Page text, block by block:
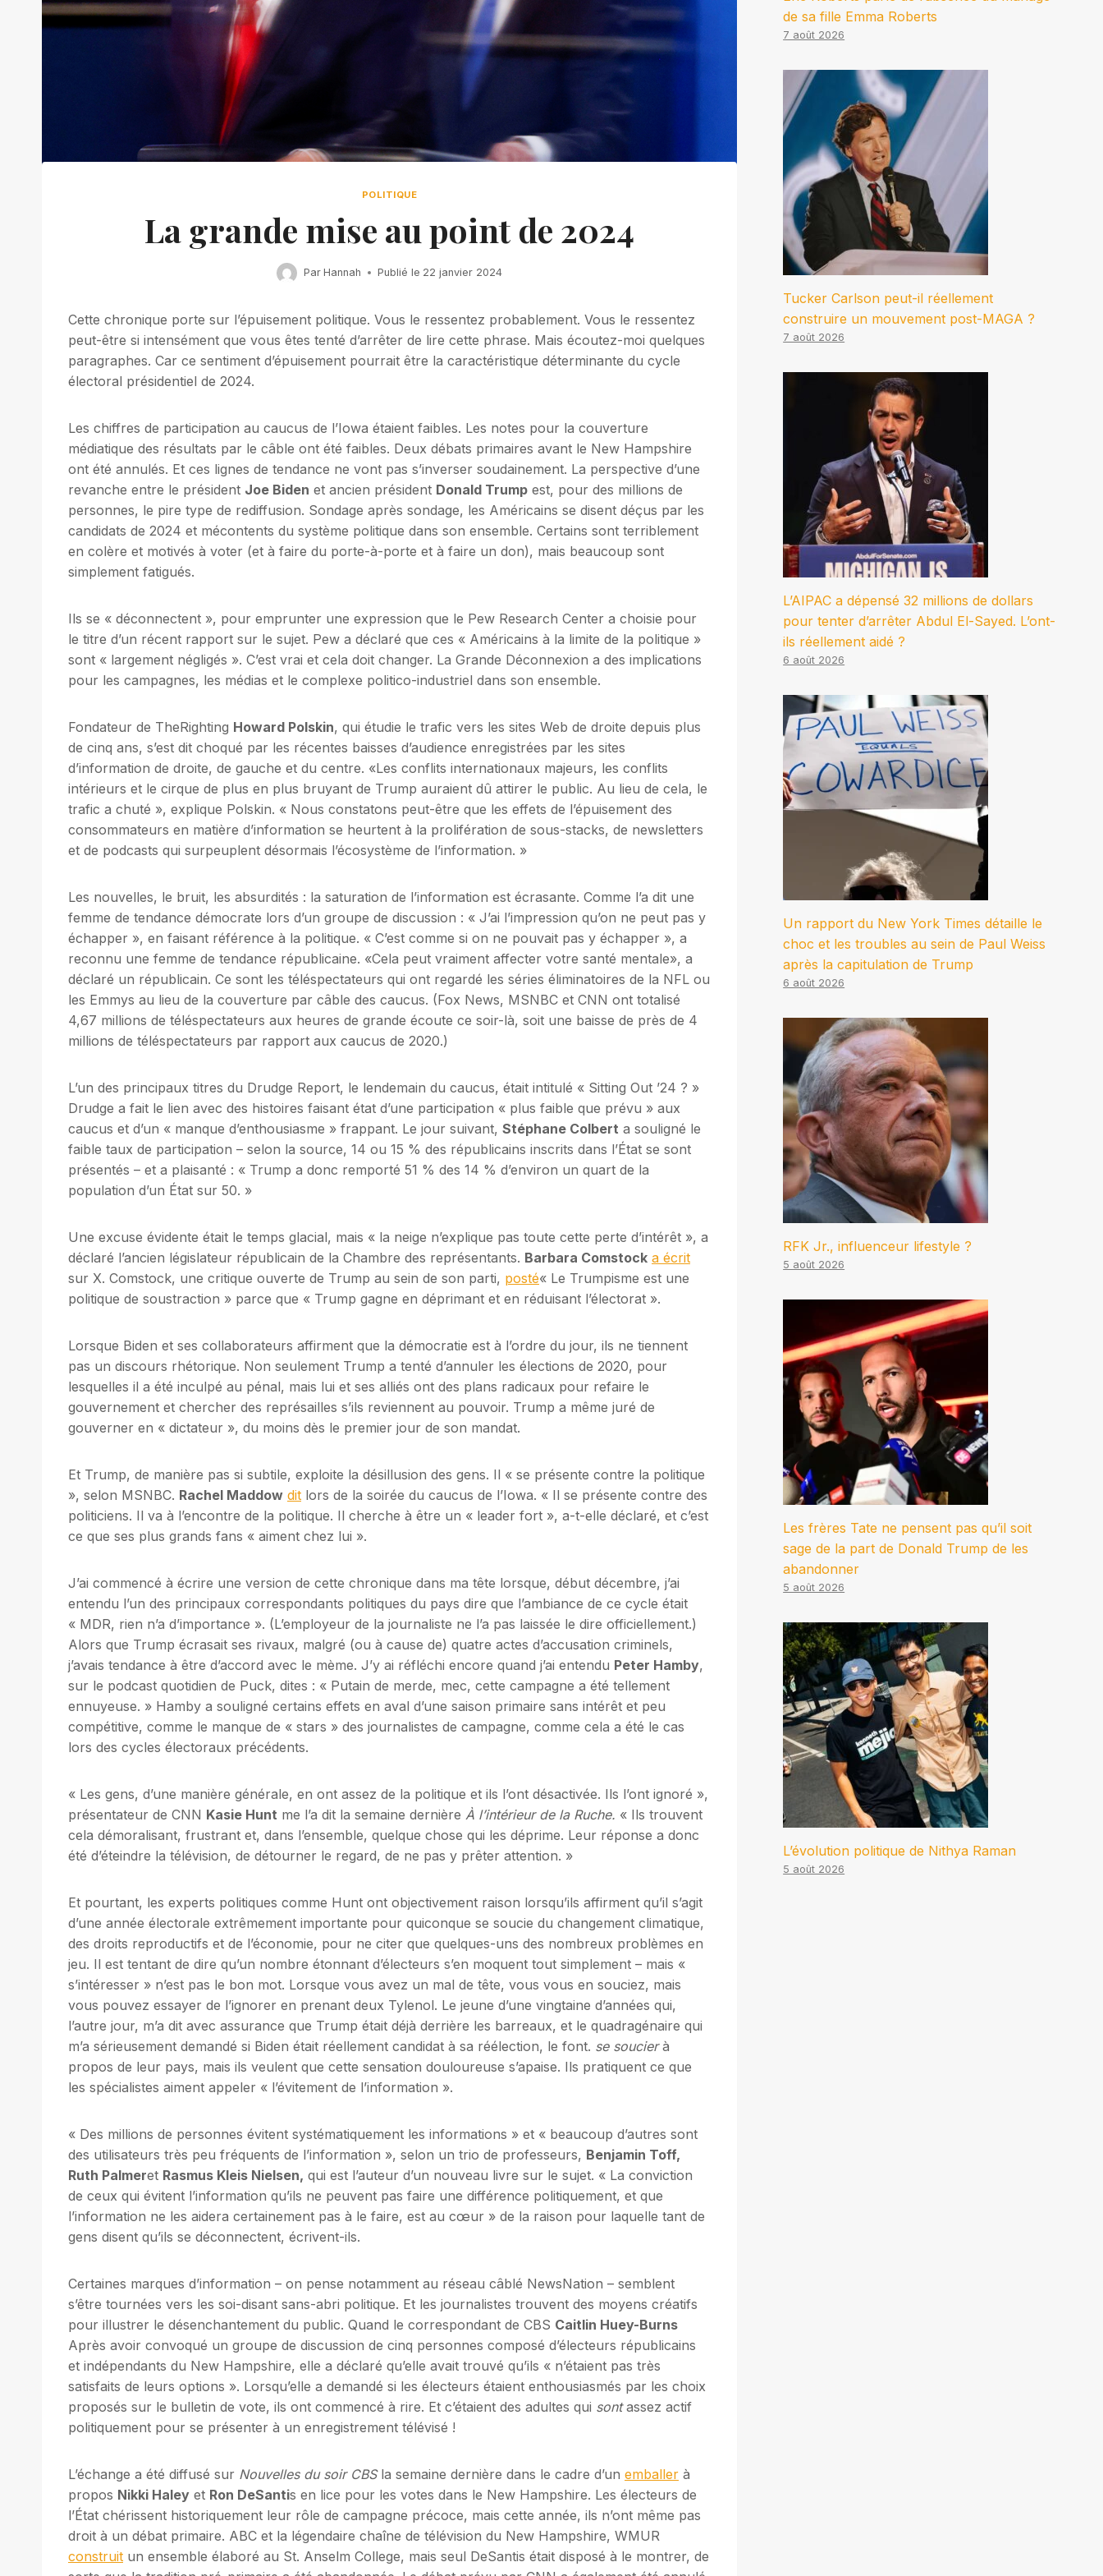
POLITIQUE
La grande mise au point de 2024
Par Hannah Publié le 22 janvier 2024
Cette chronique porte sur l’épuisement politique. Vous le ressentez probablement. Vous le ressentez
peut-être si intensément que vous êtes tenté d’arrêter de lire cette phrase. Mais écoutez-moi quelques
paragraphes. Car ce sentiment d’épuisement pourrait être la caractéristique déterminante du cycle
électoral présidentiel de 2024.
Les chiffres de participation au caucus de l’Iowa étaient faibles. Les notes pour la couverture
médiatique des résultats par le câble ont été faibles. Deux débats primaires avant le New Hampshire
ont été annulés. Et ces lignes de tendance ne vont pas s’inverser soudainement. La perspective d’une
revanche entre le président Joe Biden et ancien président Donald Trump est, pour des millions de
personnes, le pire type de rediffusion. Sondage après sondage, les Américains se disent déçus par les
candidats de 2024 et mécontents du système politique dans son ensemble. Certains sont terriblement
en colère et motivés à voter (et à faire du porte-à-porte et à faire un don), mais beaucoup sont
simplement fatigués.
Ils se « déconnectent », pour emprunter une expression que le Pew Research Center a choisie pour
le titre d’un récent rapport sur le sujet. Pew a déclaré que ces « Américains à la limite de la politique »
sont « largement négligés ». C’est vrai et cela doit changer. La Grande Déconnexion a des implications
pour les campagnes, les médias et le complexe politico-industriel dans son ensemble.
Fondateur de TheRighting Howard Polskin, qui étudie le trafic vers les sites Web de droite depuis plus
de cinq ans, s’est dit choqué par les récentes baisses d’audience enregistrées par les sites
d’information de droite, de gauche et du centre. «Les conflits internationaux majeurs, les conflits
intérieurs et le cirque de plus en plus bruyant de Trump auraient dû attirer le public. Au lieu de cela, le
trafic a chuté », explique Polskin. « Nous constatons peut-être que les effets de l’épuisement des
consommateurs en matière d’information se heurtent à la prolifération de sous-stacks, de newsletters
et de podcasts qui surpeuplent désormais l’écosystème de l’information. »
Les nouvelles, le bruit, les absurdités : la saturation de l’information est écrasante. Comme l’a dit une
femme de tendance démocrate lors d’un groupe de discussion : « J’ai l’impression qu’on ne peut pas y
échapper », en faisant référence à la politique. « C’est comme si on ne pouvait pas y échapper », a
reconnu une femme de tendance républicaine. «Cela peut vraiment affecter votre santé mentale», a
déclaré un républicain. Ce sont les téléspectateurs qui ont regardé les séries éliminatoires de la NFL ou
les Emmys au lieu de la couverture par câble des caucus. (Fox News, MSNBC et CNN ont totalisé
4,67 millions de téléspectateurs aux heures de grande écoute ce soir-là, soit une baisse de près de 4
millions de téléspectateurs par rapport aux caucus de 2020.)
L’un des principaux titres du Drudge Report, le lendemain du caucus, était intitulé « Sitting Out ’24 ? »
Drudge a fait le lien avec des histoires faisant état d’une participation « plus faible que prévu » aux
caucus et d’un « manque d’enthousiasme » frappant. Le jour suivant, Stéphane Colbert a souligné le
faible taux de participation – selon la source, 14 ou 15 % des républicains inscrits dans l’État se sont
présentés – et a plaisanté : « Trump a donc remporté 51 % des 14 % d’environ un quart de la
population d’un État sur 50. »
Une excuse évidente était le temps glacial, mais « la neige n’explique pas toute cette perte d’intérêt », a
déclaré l’ancien législateur républicain de la Chambre des représentants. Barbara Comstock a écrit
sur X. Comstock, une critique ouverte de Trump au sein de son parti, posté« Le Trumpisme est une
politique de soustraction » parce que « Trump gagne en déprimant et en réduisant l’électorat ».
Lorsque Biden et ses collaborateurs affirment que la démocratie est à l’ordre du jour, ils ne tiennent
pas un discours rhétorique. Non seulement Trump a tenté d’annuler les élections de 2020, pour
lesquelles il a été inculpé au pénal, mais lui et ses alliés ont des plans radicaux pour refaire le
gouvernement et chercher des représailles s’ils reviennent au pouvoir. Trump a même juré de
gouverner en « dictateur », du moins dès le premier jour de son mandat.
Et Trump, de manière pas si subtile, exploite la désillusion des gens. Il « se présente contre la politique
», selon MSNBC. Rachel Maddow dit lors de la soirée du caucus de l’Iowa. « Il se présente contre des
politiciens. Il va à l’encontre de la politique. Il cherche à être un « leader fort », a-t-elle déclaré, et c’est
ce que ses plus grands fans « aiment chez lui ».
J’ai commencé à écrire une version de cette chronique dans ma tête lorsque, début décembre, j’ai
entendu l’un des principaux correspondants politiques du pays dire que l’ambiance de ce cycle était
« MDR, rien n’a d’importance ». (L’employeur de la journaliste ne l’a pas laissée le dire officiellement.)
Alors que Trump écrasait ses rivaux, malgré (ou à cause de) quatre actes d’accusation criminels,
j’avais tendance à être d’accord avec le mème. J’y ai réfléchi encore quand j’ai entendu Peter Hamby,
sur le podcast quotidien de Puck, dites : « Putain de merde, mec, cette campagne a été tellement
ennuyeuse. » Hamby a souligné certains effets en aval d’une saison primaire sans intérêt et peu
compétitive, comme le manque de « stars » des journalistes de campagne, comme cela a été le cas
lors des cycles électoraux précédents.
« Les gens, d’une manière générale, en ont assez de la politique et ils l’ont désactivée. Ils l’ont ignoré »,
présentateur de CNN Kasie Hunt me l’a dit la semaine dernière À l’intérieur de la Ruche. « Ils trouvent
cela démoralisant, frustrant et, dans l’ensemble, quelque chose qui les déprime. Leur réponse a donc
été d’éteindre la télévision, de détourner le regard, de ne pas y prêter attention. »
Et pourtant, les experts politiques comme Hunt ont objectivement raison lorsqu’ils affirment qu’il s’agit
d’une année électorale extrêmement importante pour quiconque se soucie du changement climatique,
des droits reproductifs et de l’économie, pour ne citer que quelques-uns des nombreux problèmes en
jeu. Il est tentant de dire qu’un nombre étonnant d’électeurs s’en moquent tout simplement – ​​mais «
s’intéresser » n’est pas le bon mot. Lorsque vous avez un mal de tête, vous vous en souciez, mais
vous pouvez essayer de l’ignorer en prenant deux Tylenol. Le jeune d’une vingtaine d’années qui,
l’autre jour, m’a dit avec assurance que Trump était déjà derrière les barreaux, et le quadragénaire qui
m’a sérieusement demandé si Biden était réellement candidat à sa réélection, le font. se soucierà
propos de leur pays, mais ils veulent que cette sensation douloureuse s’apaise. Ils pratiquent ce que
les spécialistes aiment appeler « l’évitement de l’information ».
« Des millions de personnes évitent systématiquement les informations » et « beaucoup d’autres sont
des utilisateurs très peu fréquents de l’information », selon un trio de professeurs, Benjamin Toff,
Ruth Palmeret Rasmus Kleis Nielsen, qui est l’auteur d’un nouveau livre sur le sujet. « La conviction
de ceux qui évitent l’information qu’ils ne peuvent pas faire une différence politiquement, et que
l’information ne les aidera certainement pas à le faire, est au cœur » de la raison pour laquelle tant de
gens disent qu’ils se déconnectent, écrivent-ils.
Certaines marques d’information – on pense notamment au réseau câblé NewsNation – semblent
s’être tournées vers les soi-disant sans-abri politique. Et les journalistes trouvent des moyens créatifs
pour illustrer le désenchantement du public. Quand le correspondant de CBS Caitlin Huey-Burns
Après avoir convoqué un groupe de discussion de cinq personnes composé d’électeurs républicains
et indépendants du New Hampshire, elle a déclaré qu’elle avait trouvé qu’ils « n’étaient pas très
satisfaits de leurs options ». Lorsqu’elle a demandé si les électeurs étaient enthousiasmés par les choix
proposés sur le bulletin de vote, ils ont commencé à rire. Et c’étaient des adultes qui sontassez actif
politiquement pour se présenter à un enregistrement télévisé !
L’échange a été diffusé sur Nouvelles du soir CBSla semaine dernière dans le cadre d’un emballer à
propos Nikki Haley et Ron DeSantis en lice pour les votes dans le New Hampshire. Les électeurs de
l’État chérissent historiquement leur rôle de campagne précoce, mais cette année, ils n’ont même pas
droit à un débat primaire. ABC et la légendaire chaîne de télévision du New Hampshire, WMUR
construit un ensemble élaboré au St. Anselm College, mais seul DeSantis était disposé à le montrer, de
de sa fille Emma Roberts
7 août 2026
Tucker Carlson peut-il réellement
construire un mouvement post-MAGA ?
7 août 2026
L’AIPAC a dépensé 32 millions de dollars
pour tenter d’arrêter Abdul El-Sayed. L’ont-
ils réellement aidé ?
6 août 2026
Un rapport du New York Times détaille le
choc et les troubles au sein de Paul Weiss
après la capitulation de Trump
6 août 2026
RFK Jr., influenceur lifestyle ?
5 août 2026
Les frères Tate ne pensent pas qu’il soit
sage de la part de Donald Trump de les
abandonner
5 août 2026
L’évolution politique de Nithya Raman
5 août 2026